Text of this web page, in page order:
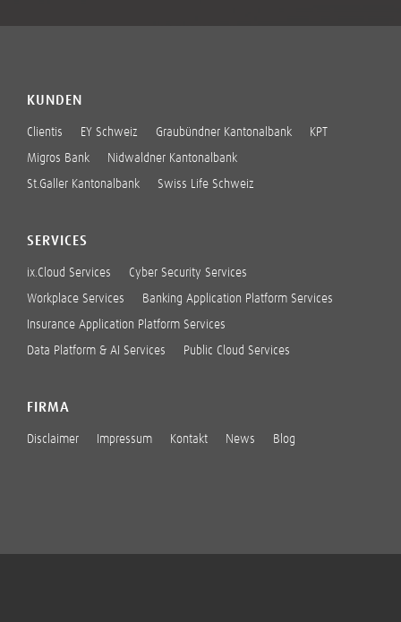
KUNDEN
Clientis EY Schweiz Graubündner Kantonalbank KPT
Migros Bank Nidwaldner Kantonalbank
St.Galler Kantonalbank Swiss Life Schweiz
SERVICES
ix.Cloud Services Cyber Security Services
Workplace Services Banking Application Platform Services
Insurance Application Platform Services
Data Platform & AI Services Public Cloud Services
FIRMA
Disclaimer Impressum Kontakt News Blog